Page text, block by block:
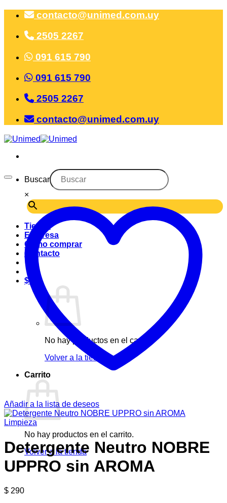
Saltar
contenido
contacto@unimed.com.uy
2505 2267
091 615 790
091 615 790
2505 2267
contacto@unimed.com.uy
Buscar
×
Tienda
Empresa
Cómo comprar
Contacto
$0
No hay productos en el carrito.
Volver a la tienda
Carrito
No hay productos en el carrito.
Volver a la tienda
Añadir a la lista de deseos
Limpieza
Detergente Neutro NOBRE
UPPRO sin AROMA
$ 290